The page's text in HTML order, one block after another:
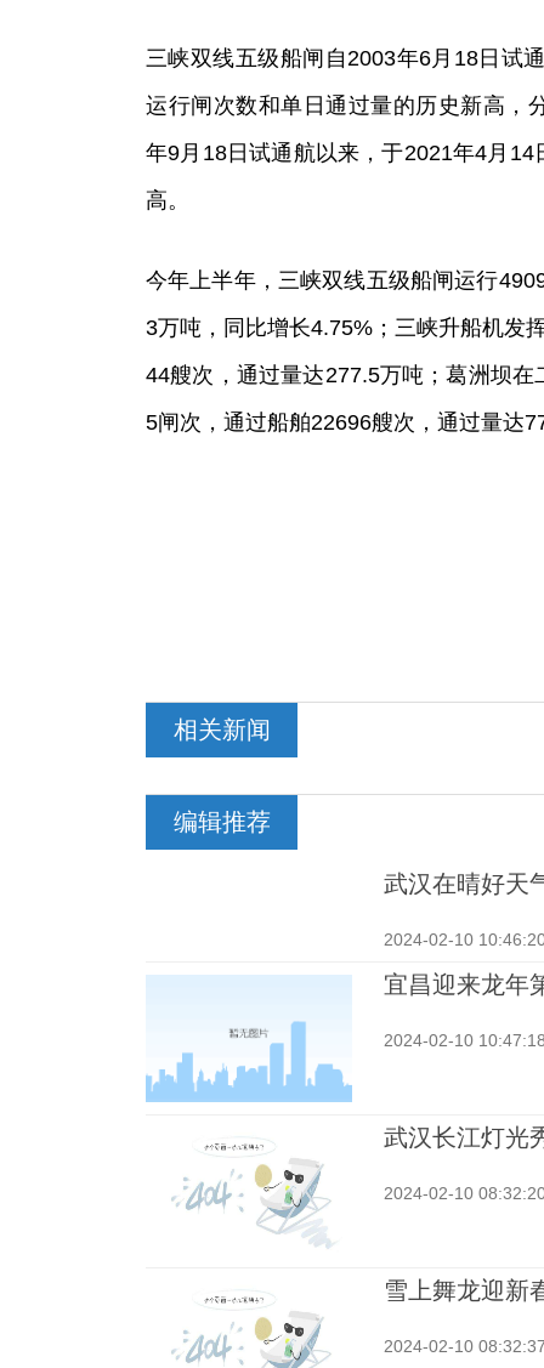
三峡双线五级船闸自2003年6月18日试
运行闸次数和单日通过量的历史新高，
年9月18日试通航以来，于2021年4月
高。
今年上半年，三峡双线五级船闸运行
3万吨，同比增长4.75%；三峡升船机发
44艘次，通过量达277.5万吨；葛洲坝
5闸次，通过船舶22696艘次，通过量达
相关新闻
编辑推荐
武汉在晴好天
2024-02-10
宜昌迎来龙年
2024-02-10
武汉长江灯光
2024-02-10
雪上舞龙迎新
2024-02-10